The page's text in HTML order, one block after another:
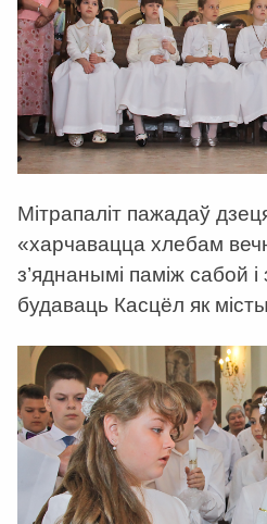
Мітрапаліт пажадаў
«харчавацца хлебам
з’яднанымі паміж сабой
будаваць Касцёл як